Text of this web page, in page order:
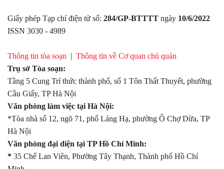
Giấy phép Tạp chí điện tử số: 284/GP-BTTTT ngày 10/6/2022
ISSN 3030 - 4989
Thông tin tòa soạn | Thông tin về Cơ quan chủ quản
Trụ sở Tòa soạn:
Tầng 5 Cung Trí thức thành phố, số 1 Tôn Thất Thuyết, phường
Cầu Giấy, TP Hà Nội
Văn phòng làm việc tại Hà Nội:
*Tòa nhà số 12, ngõ 71, phố Láng Hạ, phường Ô Chợ Dừa, TP
Hà Nội
Văn phòng đại diện tại TP Hồ Chí Minh:
* 35 Chế Lan Viên, Phường Tây Thạnh, Thành phố Hồ Chí